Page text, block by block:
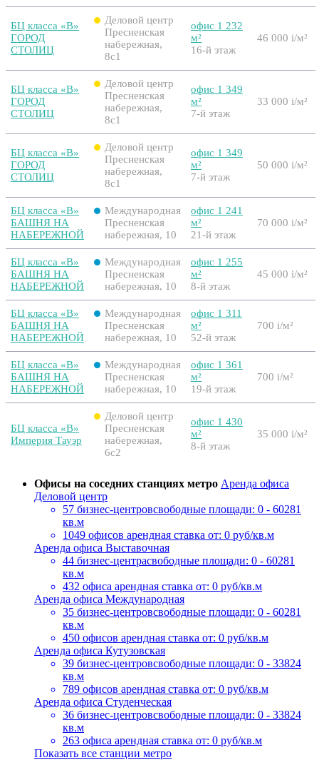
БЦ класса «B»
ГОРОД
СТОЛИЦ
Деловой центр
Пресненская
набережная,
8с1
офис 1 232
м²
16-й этаж
46 000 i/м²
БЦ класса «B»
ГОРОД
СТОЛИЦ
Деловой центр
Пресненская
набережная,
8с1
офис 1 349
м²
7-й этаж
33 000 i/м²
БЦ класса «B»
ГОРОД
СТОЛИЦ
Деловой центр
Пресненская
набережная,
8с1
офис 1 349
м²
7-й этаж
50 000 i/м²
БЦ класса «B»
БАШНЯ НА
НАБЕРЕЖНОЙ
Международная
Пресненская
набережная, 10
офис 1 241
м²
21-й этаж
70 000 i/м²
БЦ класса «B»
БАШНЯ НА
НАБЕРЕЖНОЙ
Международная
Пресненская
набережная, 10
офис 1 255
м²
8-й этаж
45 000 i/м²
БЦ класса «B»
БАШНЯ НА
НАБЕРЕЖНОЙ
Международная
Пресненская
набережная, 10
офис 1 311
м²
52-й этаж
700 i/м²
БЦ класса «B»
БАШНЯ НА
НАБЕРЕЖНОЙ
Международная
Пресненская
набережная, 10
офис 1 361
м²
19-й этаж
700 i/м²
БЦ класса «B»
Империя Тауэр
Деловой центр
Пресненская
набережная,
6с2
офис 1 430
м²
8-й этаж
35 000 i/м²
Офисы на соседних станциях метро Аренда офиса
Деловой центр
57 бизнес-центровсвободные площади: 0 - 60281
кв.м
1049 офисов арендная ставка от: 0 руб/кв.м
Аренда офиса Выставочная
44 бизнес-центрасвободные площади: 0 - 60281
кв.м
432 офиса арендная ставка от: 0 руб/кв.м
Аренда офиса Международная
35 бизнес-центровсвободные площади: 0 - 60281
кв.м
450 офисов арендная ставка от: 0 руб/кв.м
Аренда офиса Кутузовская
39 бизнес-центровсвободные площади: 0 - 33824
кв.м
789 офисов арендная ставка от: 0 руб/кв.м
Аренда офиса Студенческая
36 бизнес-центровсвободные площади: 0 - 33824
кв.м
263 офиса арендная ставка от: 0 руб/кв.м
Показать все станции метро